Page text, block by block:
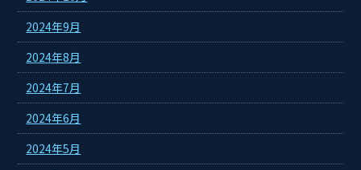
2024年9月
2024年8月
2024年7月
2024年6月
2024年5月